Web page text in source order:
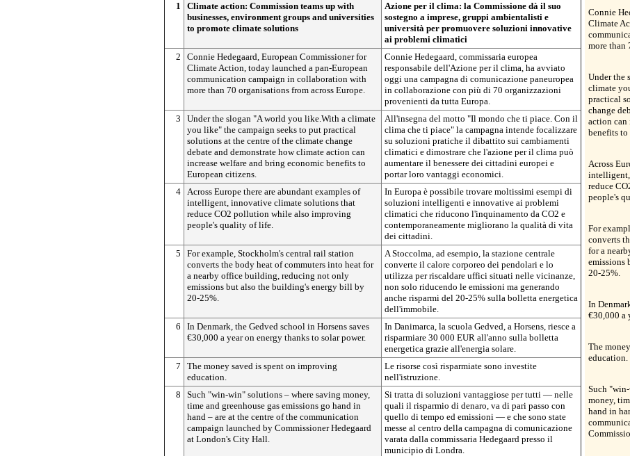
1
Climate action: Commission teams up with
businesses, environment groups and universities
to promote climate solutions
Azione per il clima: la Commissione dà il suo
sostegno a imprese, gruppi ambientalisti e
università per promuovere soluzioni innovative
ai problemi climatici
2
Connie Hedegaard, European Commissioner for
Climate Action, today launched a pan-European
communication campaign in collaboration with
more than 70 organisations from across Europe.
Connie Hedegaard, commissaria europea
responsabile dell'Azione per il clima, ha avviato
oggi una campagna di comunicazione paneuropea
in collaborazione con più di 70 organizzazioni
provenienti da tutta Europa.
3
Under the slogan "A world you like.With a climate
you like" the campaign seeks to put practical
solutions at the centre of the climate change
debate and demonstrate how climate action can
increase welfare and bring economic benefits to
European citizens.
All'insegna del motto "Il mondo che ti piace. Con il
clima che ti piace" la campagna intende focalizzare
su soluzioni pratiche il dibattito sui cambiamenti
climatici e dimostrare che l'azione per il clima può
aumentare il benessere dei cittadini europei e
portar loro vantaggi economici.
4 Across Europe there are abundant examples of
intelligent, innovative climate solutions that
reduce CO2 pollution while also improving
people's quality of life.
In Europa è possibile trovare moltissimi esempi di
soluzioni intelligenti e innovative ai problemi
climatici che riducono l'inquinamento da CO2 e
contemporaneamente migliorano la qualità di vita
dei cittadini.
5
For example, Stockholm's central rail station
converts the body heat of commuters into heat for
a nearby office building, reducing not only
emissions but also the building's energy bill by
20-25%.
A Stoccolma, ad esempio, la stazione centrale
converte il calore corporeo dei pendolari e lo
utilizza per riscaldare uffici situati nelle vicinanze,
non solo riducendo le emissioni ma generando
anche risparmi del 20-25% sulla bolletta energetica
dell'immobile.
6
In Denmark, the Gedved school in Horsens saves
€30,000 a year on energy thanks to solar power.
In Danimarca, la scuola Gedved, a Horsens, riesce a
risparmiare 30 000 EUR all'anno sulla bolletta
energetica grazie all'energia solare.
7
The money saved is spent on improving
education.
Le risorse così risparmiate sono investite
nell'istruzione.
8
Such "win-win" solutions – where saving money,
time and greenhouse gas emissions go hand in
hand – are at the centre of the communication
campaign launched by Commissioner Hedegaard
at London's City Hall.
Si tratta di soluzioni vantaggiose per tutti — nelle
quali il risparmio di denaro, va di pari passo con
quello di tempo ed emissioni — e che sono state
messe al centro della campagna di comunicazione
varata dalla commissaria Hedegaard presso il
municipio di Londra.
Connie
Climate
more than
Under the
climate
practical
change
action can
benefits to
Across
reduce
people's
For
converts
for a
emissions
20-25%.
In
€30,000 a
The
education.
Such
money,
hand in